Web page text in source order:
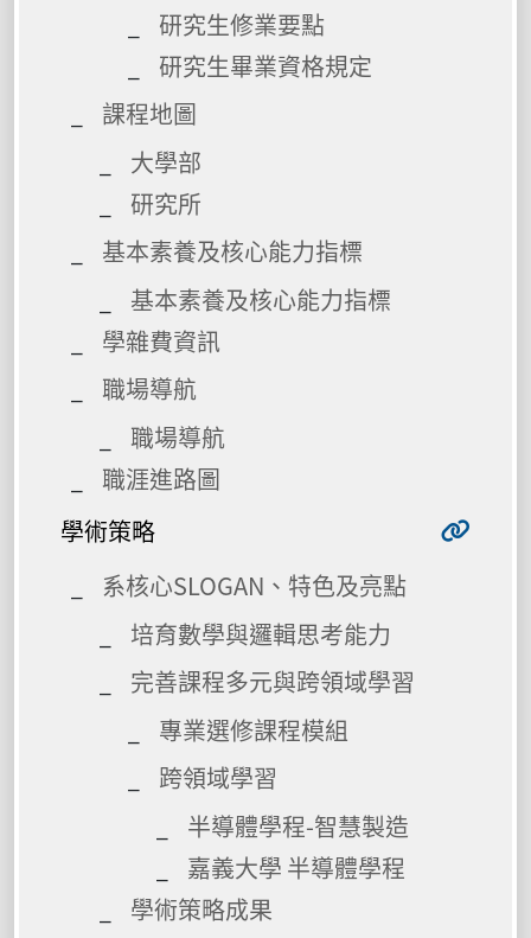
研究生修業要點
研究生畢業資格規定
課程地圖
大學部
研究所
基本素養及核心能力指標
基本素養及核心能力指標
學雜費資訊
職場導航
職場導航
職涯進路圖
學術策略
系核心SLOGAN、特色及亮點
培育數學與邏輯思考能力
完善課程多元與跨領域學習
專業選修課程模組
跨領域學習
半導體學程-智慧製造
嘉義大學 半導體學程
學術策略成果